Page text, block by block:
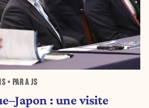
• PAR A JS
: une visite